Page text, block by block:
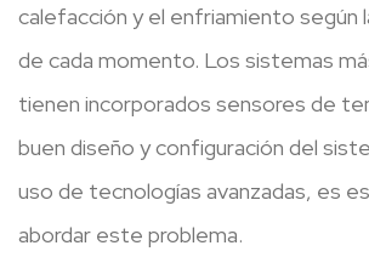
calefacción y el enfriamiento según
de cada momento. Los sistemas
tienen incorporados sensores de
buen diseño y configuración del
uso de tecnologías avanzadas, es
abordar este problema.